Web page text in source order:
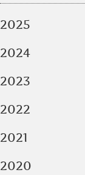
2025
2024
2023
2022
2021
2020